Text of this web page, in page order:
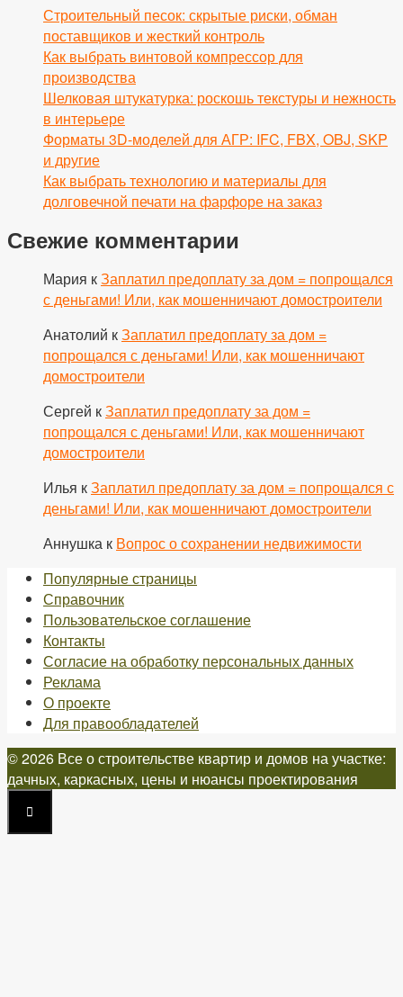
Строительный песок: скрытые риски, обман
поставщиков и жесткий контроль
Как выбрать винтовой компрессор для
производства
Шелковая штукатурка: роскошь текстуры и нежность
в интерьере
Форматы 3D-моделей для АГР: IFC, FBX, OBJ, SKP
и другие
Как выбрать технологию и материалы для
долговечной печати на фарфоре на заказ
Свежие комментарии
Мария кЗаплатил предоплату за дом = попрощался
с деньгами! Или, как мошенничают домостроители
Анатолий кЗаплатил предоплату за дом =
попрощался с деньгами! Или, как мошенничают
домостроители
Сергей кЗаплатил предоплату за дом =
попрощался с деньгами! Или, как мошенничают
домостроители
Илья кЗаплатил предоплату за дом = попрощался с
деньгами! Или, как мошенничают домостроители
Аннушка к Вопрос о сохранении недвижимости
Популярные страницы
Справочник
Пользовательское соглашение
Контакты
Согласие на обработку персональных данных
Реклама
О проекте
Для правообладателей
© 2026 Все о строительстве квартир и домов на участке:
дачных, каркасных, цены и нюансы проектирования